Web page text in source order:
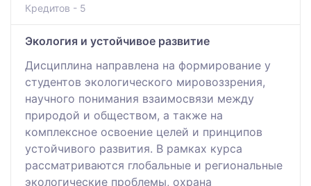
Кредитов - 5
Экология и устойчивое развитие
Дисциплина направлена на формирование у
студентов экологического мировоззрения,
научного понимания взаимосвязи между
природой и обществом, а также на
комплексное освоение целей и принципов
устойчивого развития. В рамках курса
рассматриваются глобальные и региональные
экологические проблемы, охрана